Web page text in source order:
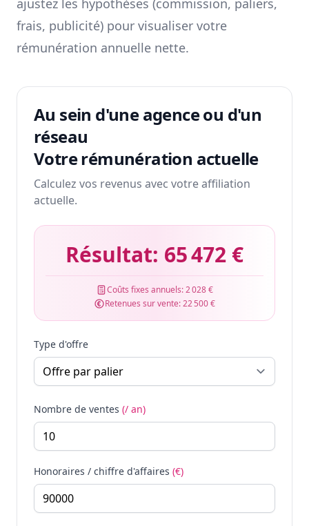
ajustez les hypothèses (commission, paliers,
frais, publicité) pour visualiser votre
rémunération annuelle nette.
Au sein d'une agence ou d'un
réseau
Votre rémunération actuelle
Calculez vos revenus avec votre affiliation
actuelle.
Résultat: 65 472 €
Coûts fixes annuels:2 028 €
Retenues sur vente:22 500 €
Type d'offre
Nombre de ventes (/ an)
Honoraires / chiffre d'affaires (€)